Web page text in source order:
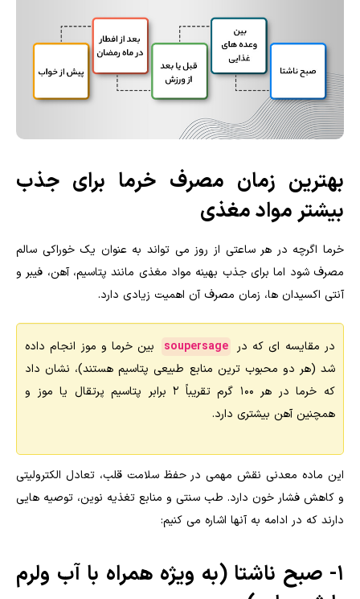
بهترین زمان مصرف خرما برای جذب
بیشتر مواد مغذی
خرما اگرچه در هر ساعتی از روز می تواند به عنوان یک خوراکی سالم
مصرف شود اما برای جذب بهینه مواد مغذی مانند پتاسیم، آهن، فیبر و
آنتی اکسیدان ها، زمان مصرف آن اهمیت زیادی دارد.
در مقایسه ای که در soupersage
بین خرما و موز انجام داده
شد (هر دو محبوب ترین منابع طبیعی پتاسیم هستند)، نشان داد
که خرما در هر ۱۰۰ گرم تقریباً ۲ برابر پتاسیم پرتقال یا موز و
همچنین آهن بیشتری دارد.
این ماده معدنی نقش مهمی در حفظ سلامت قلب، تعادل الکترولیتی
و کاهش فشار خون دارد. طب سنتی و منابع تغذیه نوین، توصیه هایی
دارند که در ادامه به آنها اشاره می کنیم:
1- صبح ناشتا (به ویژه همراه با آب ولرم